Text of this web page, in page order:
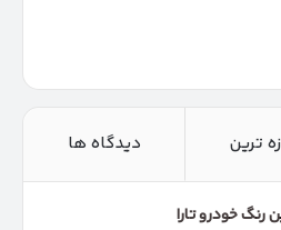
ترین دیدگاه ها
رنگ خودرو تارا